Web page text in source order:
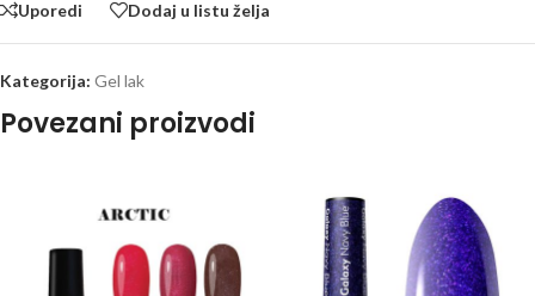
Uporedi Dodaj u listu želja
Kategorija: Gel lak
Povezani proizvodi